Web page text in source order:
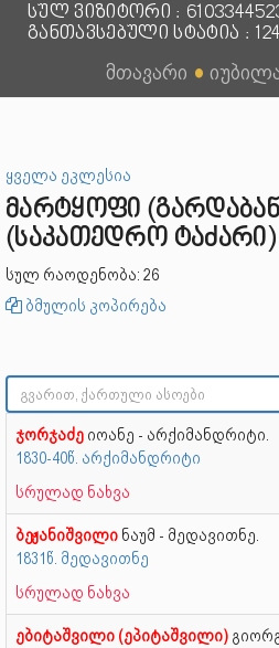
სულ ვიზიტორი :
განთავსებული სტატია :
მთავარი ●
ყველა ეკლესია
მარტყოფი
(საკათედრო ტაძარი)
სულ რაოდენობა: 26
ბმულის კოპირება
ჯორჯაძე იოანე - არქიმანდრიტი.
1830-40წ. არქიმანდრიტი
სრულად ნახვა
ბეჟანიშვილი ნაუმ - მედავითნე.
1831წ. მედავითნე
სრულად ნახვა
ებიტაშვილი (ეპიტაშვილი)